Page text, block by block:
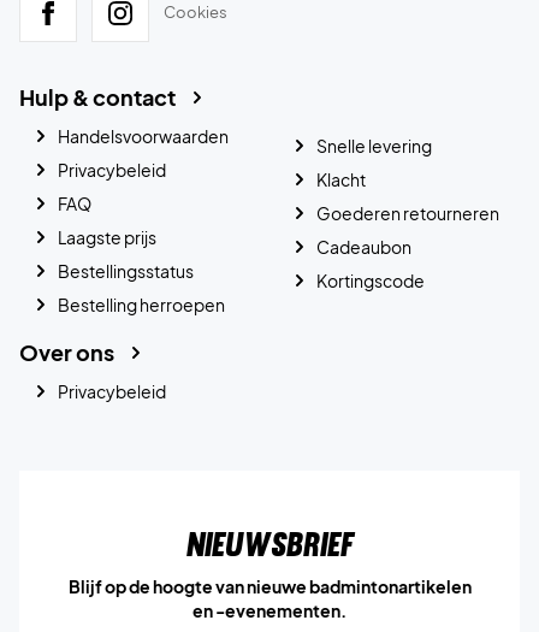
Cookies
Hulp & contact
Handelsvoorwaarden
Privacybeleid
FAQ
Laagste prijs
Bestellingsstatus
Bestelling herroepen
Snelle levering
Klacht
Goederen retourneren
Cadeaubon
Kortingscode
Over ons
Privacybeleid
Nieuwsbrief
Blijf op de hoogte van nieuwe badmintonartikelen
en -evenementen.